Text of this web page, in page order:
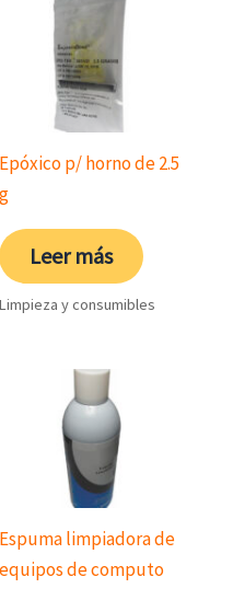
Epóxico p/ horno de 2.5
g
Leer más
Limpieza y consumibles
Espuma limpiadora de
equipos de computo